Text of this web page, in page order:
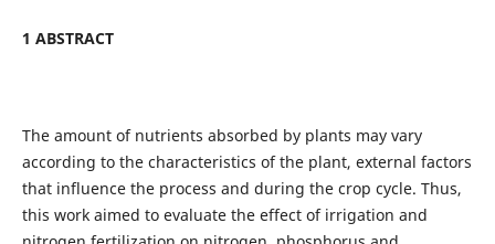
1 ABSTRACT
The amount of nutrients absorbed by plants may vary
according to the characteristics of the plant, external factors
that influence the process and during the crop cycle. Thus,
this work aimed to evaluate the effect of irrigation and